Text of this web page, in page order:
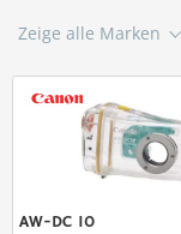
Zeige alle Marken
AW-DC 10